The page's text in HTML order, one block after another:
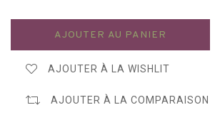
AJOUTER AU PANIER
AJOUTER À LA WISHLIT
AJOUTER À LA COMPARAISON